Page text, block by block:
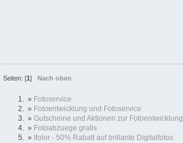
Seiten: [1]Nach oben
» Fotoservice
» Fotoentwicklung und Fotoservice
» Gutscheine und Aktionen zur Fotoentwicklung
» Fotoabzuege gratis
» Ifolor - 50% Rabatt auf brillante Digitalfotos